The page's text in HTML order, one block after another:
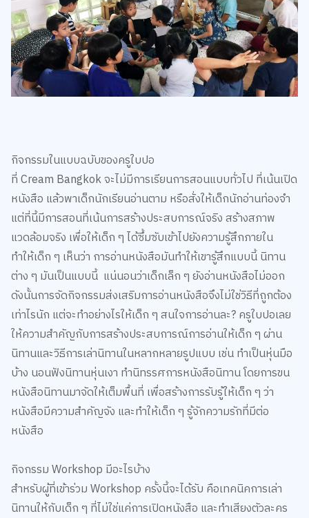
กิจกรรมในแบบฉบับของครูใบปอ
ที่ Cream Bangkok จะไม่มีการเรียนการสอนแบบทั่วไป ที่เน้นเปิด
หนังสือ แล้วพาเด็กนักเรียนอ่านตาม หรือสั่งให้เด็กนักอ่านท่องจำ
แต่ที่นี้มีการสอนที่เน้นการสร้างประสบการณ์จริง สร้างสภาพ
แวดล้อมจริง เพื่อให้เด็ก ๆ ได้ซึ้มซับเข้าไปยังความรู้สึกภายใน
ทำให้เด็ก ๆ เห็นว่า การอ่านหนังสือมันทำให้เขารู้สึกแบบนี้ นิทาน
ต่าง ๆ มันเป็นแบบนี้ แน่นอนว่าเด็กเล็ก ๆ ยังอ่านหนังสือไม่ออก
ดังนั้นการจัดกิจกรรมส่งเสริมการอ่านหนังสือจึงไม่ใช่วิธีที่ถูกต้อง
เท่าไรนัก แต่จะทำอย่างไรให้เด็ก ๆ สนใจการอ่านละ? ครูใบปอเลย
ให้ความสำคัญกับการสร้างประสบการณ์การอ่านให้เด็ก ๆ ผ่าน
นิทานและวิธีการเล่านิทานในหลากหลายรูปแบบ เช่น ทำเป็นหุ่นมือ
บ้าง นอนฟังนิทานหุ่นเงา ทำนิทรรศการหนังสือนิทาน โดยการขน
หนังสือนิทานมาจัดให้เต็มพื้นที่ เพื่อสร้างการรับรู้ให้เด็ก ๆ ว่า
หนังสือมีความสำคัญจัง และทำให้เด็ก ๆ รู้จักความรักที่มีต่อ
หนังสือ
กิจกรรม Workshop มีอะไรบ้าง
สำหรับผู้ที่เข้าร่วม Workshop ครั้งนี้จะได้รับ คือเทคนิคการเล่า
นิทานให้กับเด็ก ๆ ที่ไม่ใช่แค่การเปิดหนังสือ และทำเสียงตัวละคร